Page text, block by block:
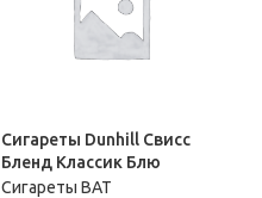
Сигареты Dunhill Свисс
Бленд Классик Блю
Сигареты BAT